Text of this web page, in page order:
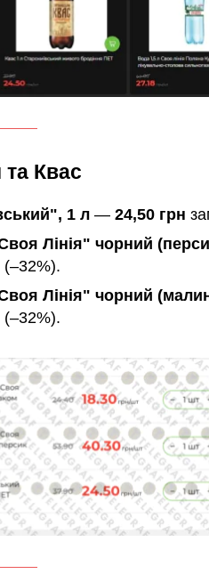
Квас
1 л — 24,50 грн
Лінія" чорний
(–32%).
Лінія" чорний
(–32%).